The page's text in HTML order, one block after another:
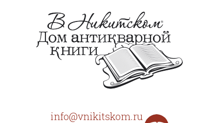
info@vnikitskom.ru